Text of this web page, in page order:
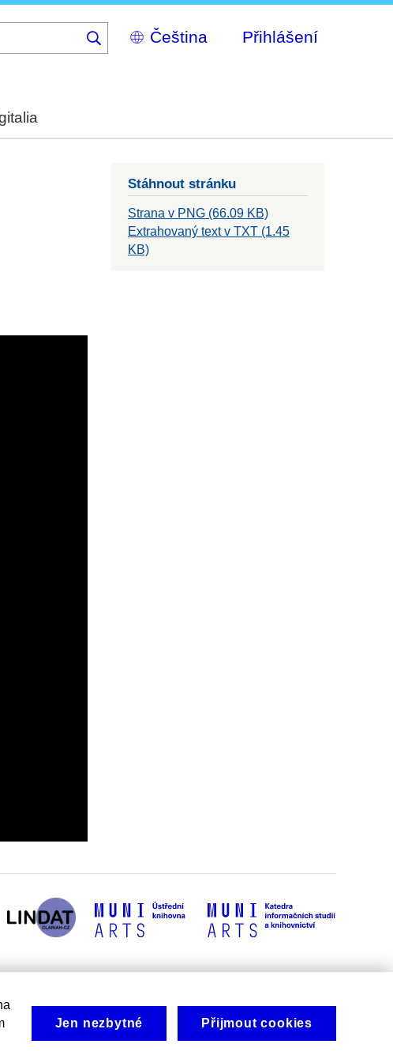
Select
your
Přihlášení
Stáhnout stránku
Strana v PNG (66.09 KB)
Extrahovaný text v TXT (1.45
KB)
Jen nezbytné Přijmout cookies